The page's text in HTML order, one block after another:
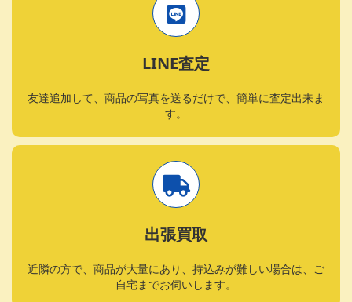
LINE査定
友達追加して、商品の写真を送るだけで、簡単に査定出来ま
す。
出張買取
近隣の方で、商品が大量にあり、持込みが難しい場合は、ご
自宅までお伺いします。